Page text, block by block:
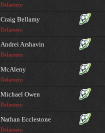
Delantero
Craig Bellamy
Delantero
Andrei Arshavin
Delantero
McAleny
Delantero
Michael Owen
Delantero
Nathan Ecclestone
Delantero